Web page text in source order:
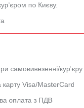
по Києву.
самовивезенні/кур'єру
Visa/MasterCard
оплата з ПДВ